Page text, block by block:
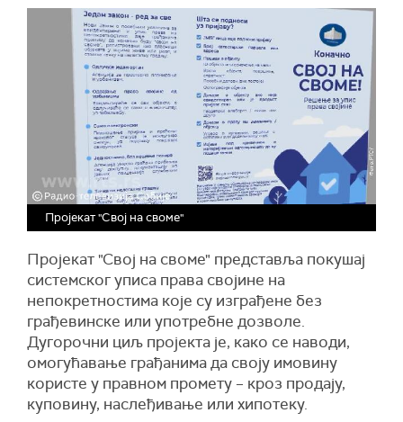
Пројекат "Свој на своме"
Пројекат "Свој на своме" представља покушај
системског уписа права својине на
непокретностима које су изграђене без
грађевинске или употребне дозволе.
Дугорочни циљ пројекта је, како се наводи,
омогућавање грађанима да своју имовину
користе у правном промету – кроз продају,
куповину, наслеђивање или хипотеку.